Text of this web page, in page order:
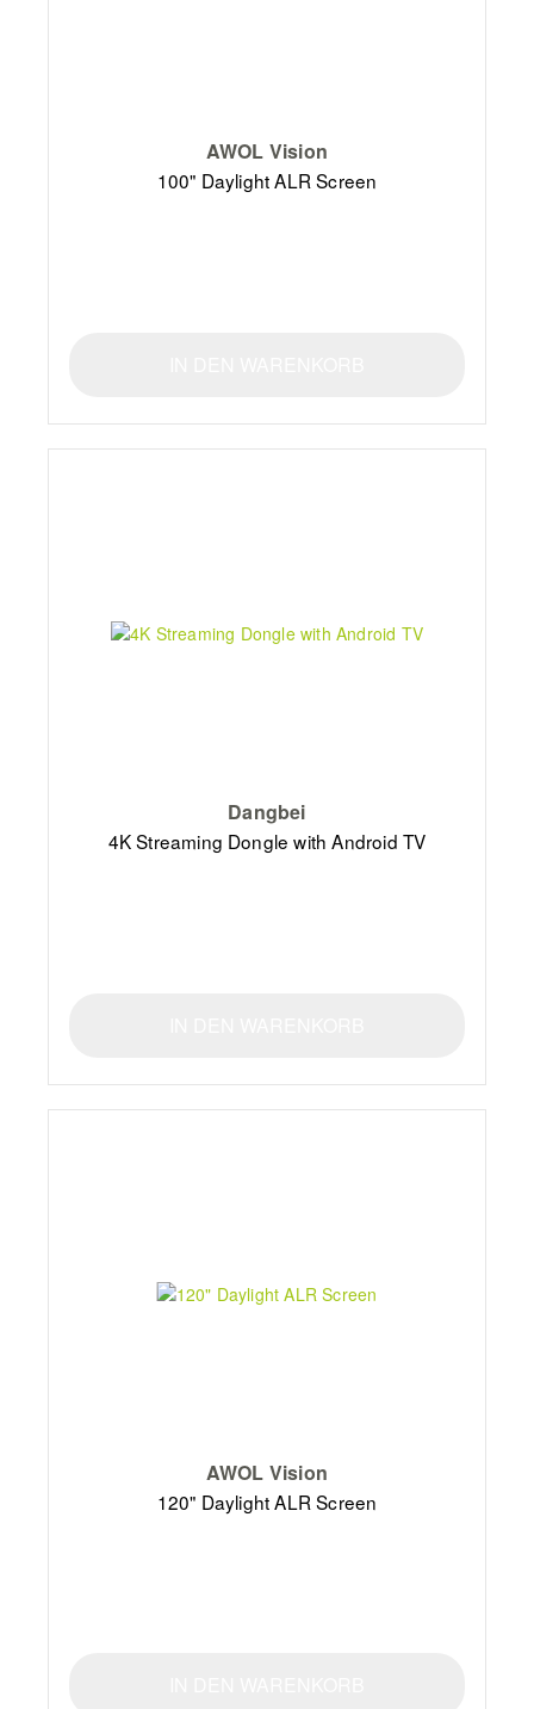
AWOL Vision
100" Daylight ALR Screen
Dangbei
4K Streaming Dongle with Android TV
AWOL Vision
120" Daylight ALR Screen